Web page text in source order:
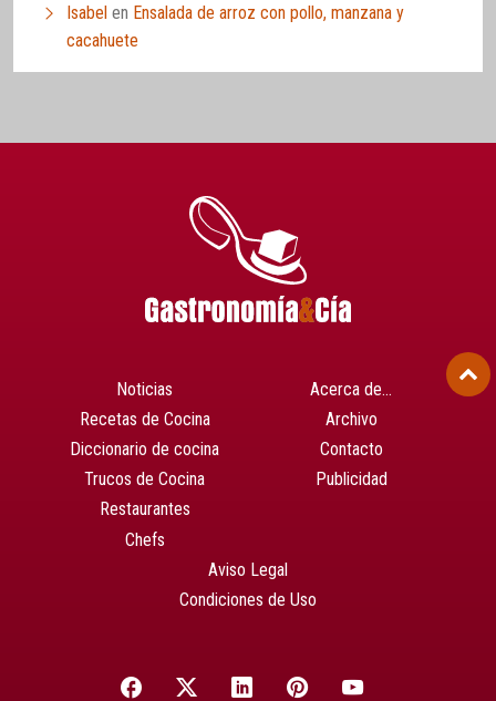
Isabel en Ensalada de arroz con pollo, manzana y
cacahuete
Noticias
Recetas de Cocina
Diccionario de cocina
Trucos de Cocina
Restaurantes
Chefs
Acerca de…
Archivo
Contacto
Publicidad
Aviso Legal
Condiciones de Uso